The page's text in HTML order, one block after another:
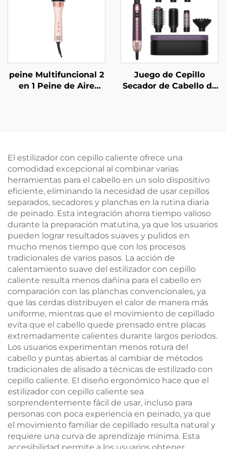
peine Multifuncional 2
en 1 Peine de Aire
Esponjoso
Juego de Cepillo
Secador de Cabello de
un Solo Paso
El estilizador con cepillo caliente ofrece una
comodidad excepcional al combinar varias
herramientas para el cabello en un solo dispositivo
eficiente, eliminando la necesidad de usar cepillos
separados, secadores y planchas en la rutina diaria
de peinado. Esta integración ahorra tiempo valioso
durante la preparación matutina, ya que los usuarios
pueden lograr resultados suaves y pulidos en
mucho menos tiempo que con los procesos
tradicionales de varios pasos. La acción de
calentamiento suave del estilizador con cepillo
caliente resulta menos dañina para el cabello en
comparación con las planchas convencionales, ya
que las cerdas distribuyen el calor de manera más
uniforme, mientras que el movimiento de cepillado
evita que el cabello quede prensado entre placas
extremadamente calientes durante largos periodos.
Los usuarios experimentan menos rotura del
cabello y puntas abiertas al cambiar de métodos
tradicionales de alisado a técnicas de estilizado con
cepillo caliente. El diseño ergonómico hace que el
estilizador con cepillo caliente sea
sorprendentemente fácil de usar, incluso para
personas con poca experiencia en peinado, ya que
el movimiento familiar de cepillado resulta natural y
requiere una curva de aprendizaje mínima. Esta